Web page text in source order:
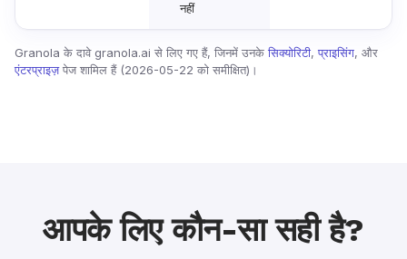
नहीं
Granola के दावे granola.ai से लिए गए हैं, जिनमें उनके सिक्योरिटी, प्राइसिंग, और
एंटरप्राइज़पेज शामिल हैं (2026-05-22 को समीक्षित)।
आपके लिए कौन-सा सही है?